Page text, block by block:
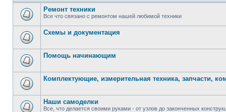
Ремонт техники
Все что связано с ремонтом нашей любимой техники
Схемы и документация
Помощь начинающим
Комплектующие, измерительная техника, запчасти,
Наши самоделки
Все, что делается своими руками - от узлов до законченных